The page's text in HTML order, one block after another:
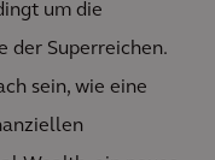
um die
der Superreichen.
sein, wie eine